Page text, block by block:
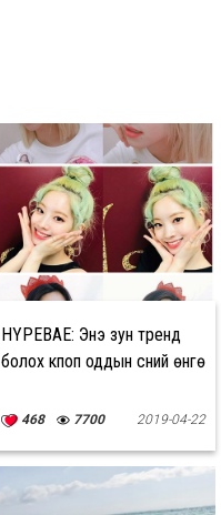
HYPEBAE: Энэ зун тренд
болох кпоп оддын үсний өнгө
468 7700 2019-04-22